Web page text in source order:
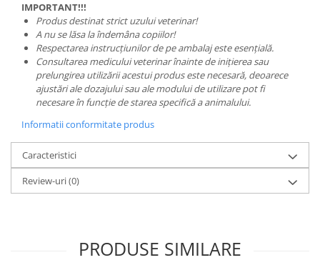
IMPORTANT!!!
Produs destinat strict uzului veterinar!
A nu se lăsa la îndemâna copiilor!
Respectarea instrucțiunilor de pe ambalaj este esențială.
Consultarea medicului veterinar înainte de inițierea sau
prelungirea utilizării acestui produs este necesară, deoarece
ajustări ale dozajului sau ale modului de utilizare pot fi
necesare în funcție de starea specifică a animalului.
Informatii conformitate produs
Caracteristici
Review-uri(0)
PRODUSE SIMILARE